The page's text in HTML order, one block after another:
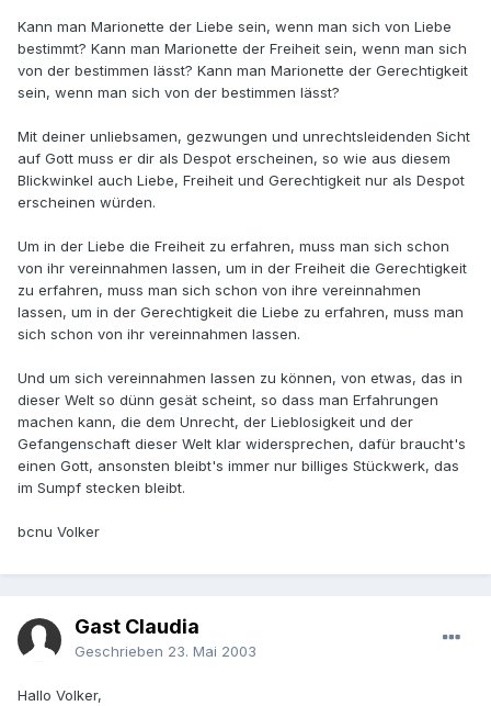
Kann man Marionette der Liebe sein, wenn man sich von Liebe
bestimmt? Kann man Marionette der Freiheit sein, wenn man sich
von der bestimmen lässt? Kann man Marionette der Gerechtigkeit
sein, wenn man sich von der bestimmen lässt?
Mit deiner unliebsamen, gezwungen und unrechtsleidenden Sicht
auf Gott muss er dir als Despot erscheinen, so wie aus diesem
Blickwinkel auch Liebe, Freiheit und Gerechtigkeit nur als Despot
erscheinen würden.
Um in der Liebe die Freiheit zu erfahren, muss man sich schon
von ihr vereinnahmen lassen, um in der Freiheit die Gerechtigkeit
zu erfahren, muss man sich schon von ihre vereinnahmen
lassen, um in der Gerechtigkeit die Liebe zu erfahren, muss man
sich schon von ihr vereinnahmen lassen.
Und um sich vereinnahmen lassen zu können, von etwas, das in
dieser Welt so dünn gesät scheint, so dass man Erfahrungen
machen kann, die dem Unrecht, der Lieblosigkeit und der
Gefangenschaft dieser Welt klar widersprechen, dafür braucht's
einen Gott, ansonsten bleibt's immer nur billiges Stückwerk, das
im Sumpf stecken bleibt.
bcnu Volker
Gast Claudia
Geschrieben 23. Mai 2003
Hallo Volker,